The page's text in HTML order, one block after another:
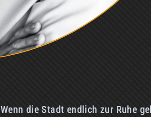
Wenn die Stadt endlich zur Ruhe